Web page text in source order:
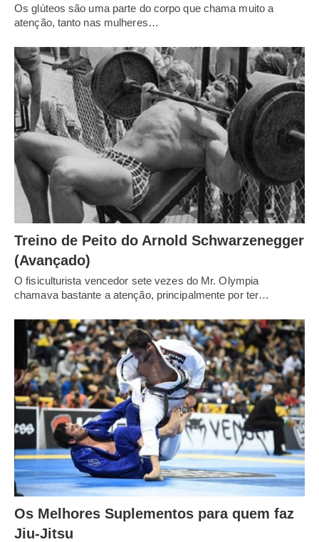
Os glúteos são uma parte do corpo que chama muito a
atenção, tanto nas mulheres…
Treino de Peito do Arnold Schwarzenegger
(Avançado)
O fisiculturista vencedor sete vezes do Mr. Olympia
chamava bastante a atenção, principalmente por ter…
Os Melhores Suplementos para quem faz
Jiu-Jitsu